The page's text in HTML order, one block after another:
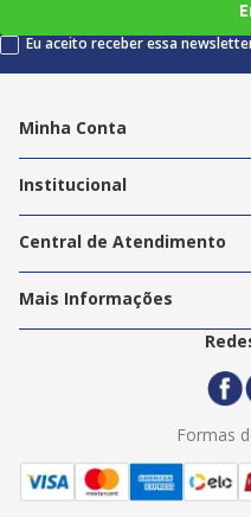
Eu aceito receber essa
Minha Conta
Editar endereços
Institucional
Nossas Lojas
Trabalhe Conosco
Central de Atendimento
Política de Privacidade
Termos e Condições
Politica de Entrega
Mais Informações
2ª Via Nota Fiscal
Formas